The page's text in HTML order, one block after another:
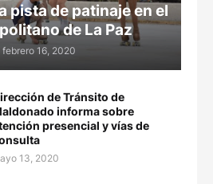
pista de patinaje en el
de La Paz
febrero 16, 2020
de Tránsito de
informa sobre
presencial y vías de
13, 2020